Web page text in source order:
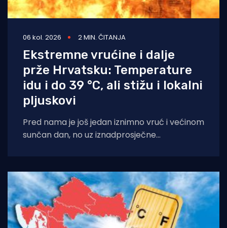
06 kol. 2026 2 MIN. ČITANJA
Ekstremne vrućine i dalje
prže Hrvatsku: Temperature
idu i do 39 °C, ali stižu i lokalni
pljuskovi
Pred nama je još jedan iznimno vruć i većinom
sunčan dan, no uz iznadprosječne